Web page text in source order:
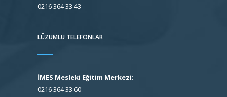
0216 364 33 43
LÜZUMLU TELEFONLAR
İMES Mesleki Eğitim Merkezi:
0216 364 33 60